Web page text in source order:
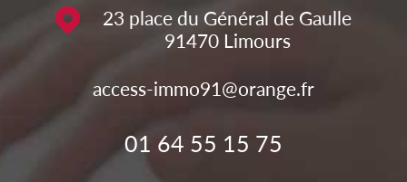
23 place du Général de Gaulle
91470 Limours
access-immo91@orange.fr
01 64 55 15 75